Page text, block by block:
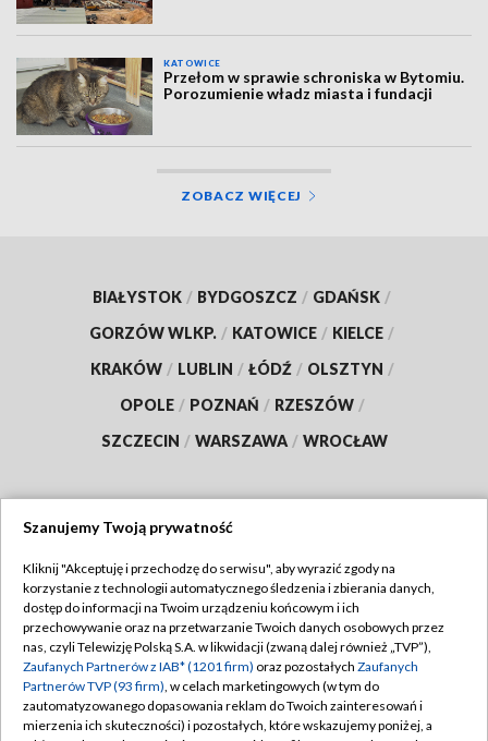
KATOWICE
Przełom w sprawie schroniska w Bytomiu.
Porozumienie władz miasta i fundacji
ZOBACZ WIĘCEJ
BIAŁYSTOK / BYDGOSZCZ / GDAŃSK /
GORZÓW WLKP. / KATOWICE / KIELCE /
KRAKÓW / LUBLIN / ŁÓDŹ / OLSZTYN /
OPOLE / POZNAŃ / RZESZÓW /
SZCZECIN / WARSZAWA / WROCŁAW
TVP
Abonament TVP
Emisja w TVP
Centrum informacji TVP
Naziemna Telewizja Cyfrowa
Regulamin TVP
Polityka prywatności
Moje zgody
Szanujemy Twoją prywatność
Kliknij "Akceptuję i przechodzę do serwisu", aby wyrazić zgody na
korzystanie z technologii automatycznego śledzenia i zbierania danych,
dostęp do informacji na Twoim urządzeniu końcowym i ich
przechowywanie oraz na przetwarzanie Twoich danych osobowych przez
nas, czyli Telewizję Polską S.A. w likwidacji (zwaną dalej również „TVP”),
Zaufanych Partnerów z IAB* (1201 firm) oraz pozostałych Zaufanych
Partnerów TVP (93 firm), w celach marketingowych (w tym do
zautomatyzowanego dopasowania reklam do Twoich zainteresowań i
mierzenia ich skuteczności) i pozostałych, które wskazujemy poniżej, a